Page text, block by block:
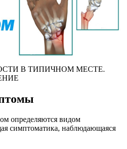
В ТИПИЧНОМ МЕСТЕ.
определяются видом
симптоматика, наблюдающаяся